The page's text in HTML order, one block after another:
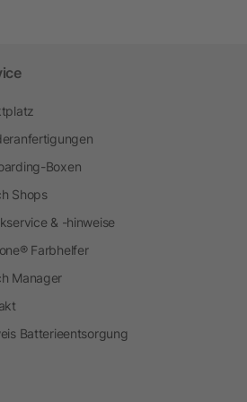
Boxen
Shops
& -hinweise
Farbhelfer
Manager
Batterieentsorgung